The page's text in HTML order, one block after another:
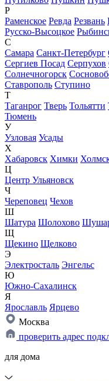
Р
Раменское Ревда Резвань
Русско-Высоцкое
С
Самара Санкт-Петербург
Сергиев Посад Серпухов
Солнечногорск
Ставрополь Ступино
Т
Таганрог Тверь Тольятти
Тюмень
У
Узловая Усады
Х
Хабаровск Химки
Ц
Центр Ульяновск
Ч
Череповец Чехов
Ш
Шатура Шолохово
Щ
Щекино Щелково
Э
Электросталь Энгельс
Ю
Южно-Сахалинск
Я
Ярославль Ярцево
Москва
проверить адрес
для дома